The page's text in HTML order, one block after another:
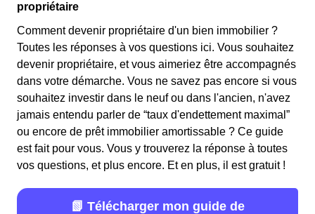
propriétaire
Comment devenir propriétaire d'un bien immobilier ?
Toutes les réponses à vos questions ici. Vous souhaitez
devenir propriétaire, et vous aimeriez être accompagnés
dans votre démarche. Vous ne savez pas encore si vous
souhaitez investir dans le neuf ou dans l'ancien, n'avez
jamais entendu parler de “taux d'endettement maximal”
ou encore de prêt immobilier amortissable ? Ce guide
est fait pour vous. Vous y trouverez la réponse à toutes
vos questions, et plus encore. Et en plus, il est gratuit !
📗 Télécharger mon guide de